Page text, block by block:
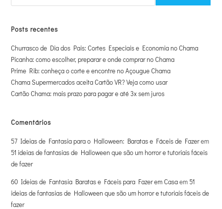
Posts recentes
Churrasco de Dia dos Pais: Cortes Especiais e Economia no Chama
Picanha: como escolher, preparar e onde comprar no Chama
Prime Rib: conheça o corte e encontre no Açougue Chama
Chama Supermercados aceita Cartão VR? Veja como usar
Cartão Chama: mais prazo para pagar e até 3x sem juros
Comentários
57 Ideias de Fantasia para o Halloween: Baratas e Fáceis de Fazerem
51 ideias de fantasias de Halloween que são um horror e tutoriais fáceis
de fazer
60 Ideias de Fantasia Baratas e Fáceis para Fazer em Casaem 51
ideias de fantasias de Halloween que são um horror e tutoriais fáceis de
fazer